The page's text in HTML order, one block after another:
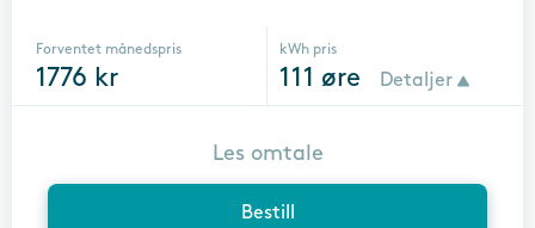
Forventet månedspris
1776 kr
kWh pris
111 øre Detaljer
Bestill
Les omtale